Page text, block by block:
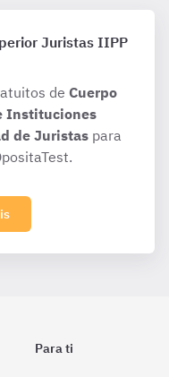
Juristas IIPP
de Cuerpo
Instituciones
de Juristaspara
Para ti